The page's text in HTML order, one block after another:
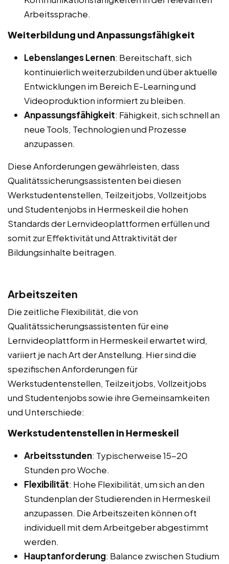
Arbeitssprache.
Weiterbildung und Anpassungsfähigkeit
Lebenslanges Lernen: Bereitschaft, sich
kontinuierlich weiterzubilden und über aktuelle
Entwicklungen im Bereich E-Learning und
Videoproduktion informiert zu bleiben.
Anpassungsfähigkeit: Fähigkeit, sich schnell an
neue Tools, Technologien und Prozesse
anzupassen.
Diese Anforderungen gewährleisten, dass
Qualitätssicherungsassistenten bei diesen
Werkstudentenstellen, Teilzeitjobs, Vollzeitjobs
und Studentenjobs in Hermeskeil die hohen
Standards der Lernvideoplattformen erfüllen und
somit zur Effektivität und Attraktivität der
Bildungsinhalte beitragen.
Arbeitszeiten
Die zeitliche Flexibilität, die von
Qualitätssicherungsassistenten für eine
Lernvideoplattform in Hermeskeil erwartet wird,
variiert je nach Art der Anstellung. Hier sind die
spezifischen Anforderungen für
Werkstudentenstellen, Teilzeitjobs, Vollzeitjobs
und Studentenjobs sowie ihre Gemeinsamkeiten
und Unterschiede:
Werkstudentenstellen in Hermeskeil
Arbeitsstunden: Typischerweise 15-20
Stunden pro Woche.
Flexibilität: Hohe Flexibilität, um sich an den
Stundenplan der Studierenden in Hermeskeil
anzupassen. Die Arbeitszeiten können oft
individuell mit dem Arbeitgeber abgestimmt
werden.
Hauptanforderung: Balance zwischen Studium